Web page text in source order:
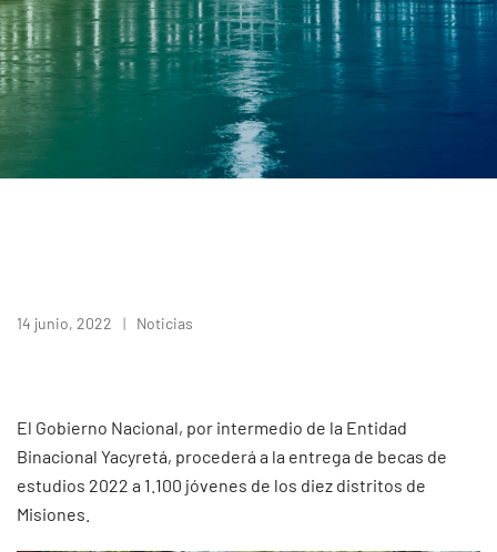
14 junio, 2022 Noticias
El Gobierno Nacional, por intermedio de la Entidad
Binacional Yacyretá, procederá a la entrega de becas de
estudios 2022 a 1.100 jóvenes de los diez distritos de
Misiones.